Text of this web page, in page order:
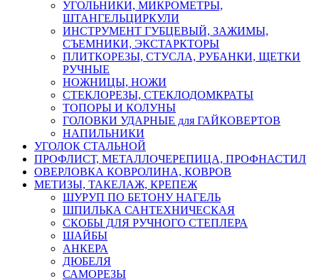
УГОЛЬНИКИ, МИКРОМЕТРЫ,
ШТАНГЕЛЬЦИРКУЛИ
ИНСТРУМЕНТ ГУБЦЕВЫЙ, ЗАЖИМЫ,
СЪЕМНИКИ, ЭКСТАРКТОРЫ
ПЛИТКОРЕЗЫ, СТУСЛА, РУБАНКИ, ЩЕТКИ
РУЧНЫЕ
НОЖНИЦЫ, НОЖИ
СТЕКЛОРЕЗЫ, СТЕКЛОДОМКРАТЫ
ТОПОРЫ И КОЛУНЫ
ГОЛОВКИ УДАРНЫЕ для ГАЙКОВЕРТОВ
НАПИЛЬНИКИ
УГОЛОК СТАЛЬНОЙ
ПРОФЛИСТ, МЕТАЛЛОЧЕРЕПИЦА, ПРОФНАСТИЛ
ОВЕРЛОВКА КОВРОЛИНА, КОВРОВ
МЕТИЗЫ, ТАКЕЛАЖ, КРЕПЕЖ
ШУРУП ПО БЕТОНУ НАГЕЛЬ
ШПИЛЬКА САНТЕХНИЧЕСКАЯ
СКОБЫ ДЛЯ РУЧНОГО СТЕПЛЕРА
ШАЙБЫ
АНКЕРА
ДЮБЕЛЯ
САМОРЕЗЫ